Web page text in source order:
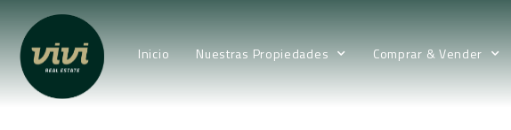
Inicio Nuestras Propiedades Comprar & Vender